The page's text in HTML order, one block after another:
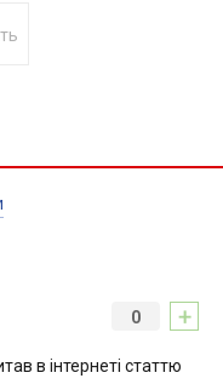
+
0
в інтернеті статтю